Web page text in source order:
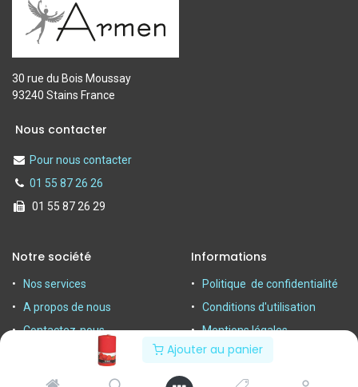
Ajouter au panier
30 rue du Bois Moussay
93240 Stains France
Nous contacter
Pour nous contacter
01 55 87 26 26
01 55 87 26 29
Notre société
Nos services
A propos de nous
Contactez-nous
Informations
Politique de confidentialité
Conditions d'utilisation
Mentions légales